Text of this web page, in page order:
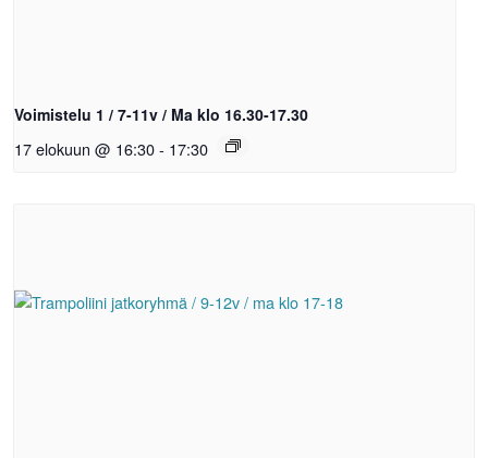
Voimistelu 1 / 7-11v / Ma klo 16.30-17.30
17 elokuun @ 16:30- 17:30